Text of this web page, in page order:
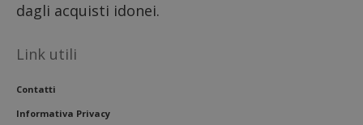
dagli acquisti idonei.
Link utili
Contatti
Informativa Privacy